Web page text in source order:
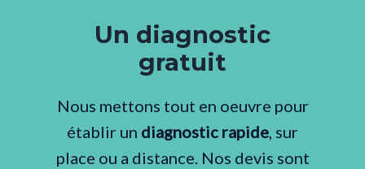
Un diagnostic
gratuit
Nous mettons tout en oeuvre pour
établir un diagnostic rapide, sur
place ou a distance. Nos devis sont